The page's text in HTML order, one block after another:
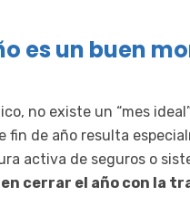
es un buen
no existe un “mes
fin de año resulta
activa de seguros o
cerrar el año con la